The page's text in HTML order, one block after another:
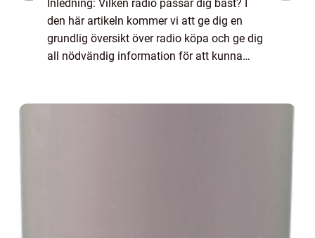
Inledning: Vilken radio passar dig bäst? I
den här artikeln kommer vi att ge dig en
grundlig översikt över radio köpa och ge dig
all nödvändig information för att kunna